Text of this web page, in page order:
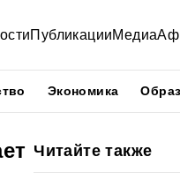
ПубликацииМедиа
Экономика
Читайте также